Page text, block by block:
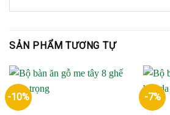
SẢN PHẨM TƯƠNG TỰ
-10% -7%